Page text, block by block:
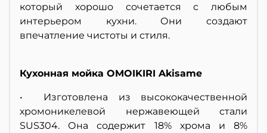
который хорошо сочетается с любым
интерьером кухни. Они создают
впечатление чистоты и стиля.
Кухонная мойка OMOIKIRI Akisame
• Изготовлена из высококачественной
хромоникелевой нержавеющей стали
SUS304. Она содержит 18% хрома и 8%